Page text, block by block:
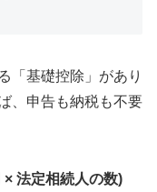
「基礎控除」があり
、申告も納税も不要
法定相続人の数)